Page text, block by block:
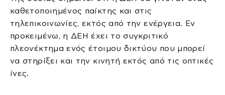
καθετοποιημένος παίκτης και στις
τηλεπικοινωνίες, εκτός από την ενέργεια. Εν
προκειμένω, η ΔΕΗ έχει το συγκριτικό
πλεονέκτημα ενός έτοιμου δικτύου που μπορεί
να στηρίξει και την κινητή εκτός από τις οπτικές
ίνες.